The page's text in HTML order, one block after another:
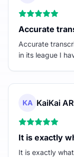
Accurate
Accurate
in its league I
KA KaiKai
It is exactly
It is exactly